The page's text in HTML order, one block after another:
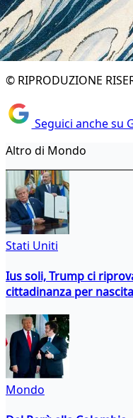
© RIPRODUZIONE
Seguici anche su
Altro di Mondo
Stati Uniti
Ius soli, Trump ci
cittadinanza per nascita
Mondo